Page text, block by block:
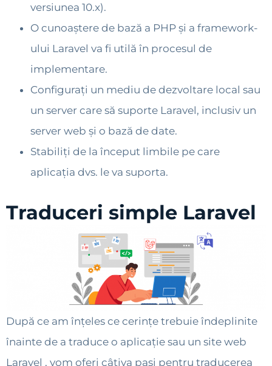
versiunea 10.x).
O cunoaștere de bază a PHP și a framework-
ului Laravel va fi utilă în procesul de
implementare.
Configurați un mediu de dezvoltare local sau
un server care să suporte Laravel, inclusiv un
server web și o bază de date.
Stabiliți de la început limbile pe care
aplicația dvs. le va suporta.
Traduceri simple Laravel
După ce am înțeles ce cerințe trebuie îndeplinite
înainte de a traduce o aplicație sau un site web
Laravel , vom oferi câțiva pași pentru traducerea